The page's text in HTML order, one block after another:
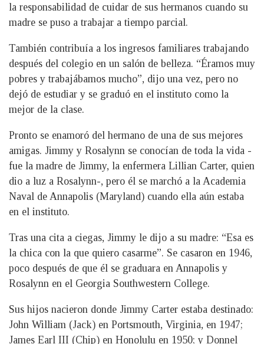
la responsabilidad de cuidar de sus hermanos cuando su
madre se puso a trabajar a tiempo parcial.
También contribuía a los ingresos familiares trabajando
después del colegio en un salón de belleza. “Éramos muy
pobres y trabajábamos mucho”, dijo una vez, pero no
dejó de estudiar y se graduó en el instituto como la
mejor de la clase.
Pronto se enamoró del hermano de una de sus mejores
amigas. Jimmy y Rosalynn se conocían de toda la vida -
fue la madre de Jimmy, la enfermera Lillian Carter, quien
dio a luz a Rosalynn-, pero él se marchó a la Academia
Naval de Annapolis (Maryland) cuando ella aún estaba
en el instituto.
Tras una cita a ciegas, Jimmy le dijo a su madre: “Esa es
la chica con la que quiero casarme”. Se casaron en 1946,
poco después de que él se graduara en Annapolis y
Rosalynn en el Georgia Southwestern College.
Sus hijos nacieron donde Jimmy Carter estaba destinado:
John William (Jack) en Portsmouth, Virginia, en 1947;
James Earl III (Chip) en Honolulu en 1950; y Donnel